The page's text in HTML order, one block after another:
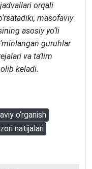
orqali
masofaviy
asosiy yo‘li
guruhlar
va ta’lim
keladi.
o‘rganish
natijalari